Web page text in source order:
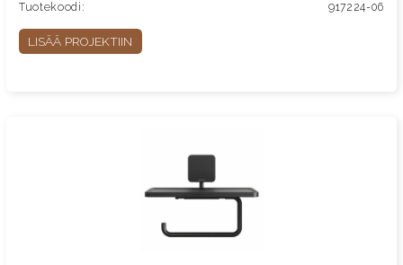
Tuotekoodi:
917224-06
LISÄÄ PROJEKTIIN